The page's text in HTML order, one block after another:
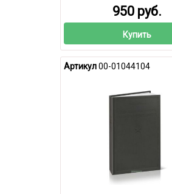
950 руб.
Купить
Артикул00-01044104